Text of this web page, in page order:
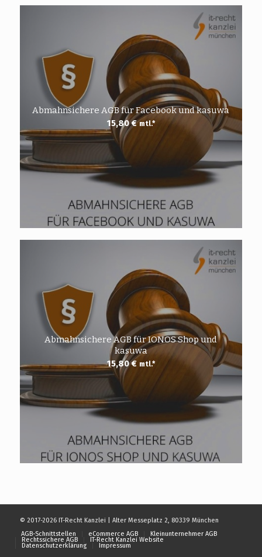
Abmahnsichere AGB für Facebook und kasuwa
15,80€ mtl.*
Abmahnsichere AGB für IONOS Shop und
kasuwa
15,80€ mtl.*
© 2017-2026 IT-Recht Kanzlei | Alter Messeplatz 2, 80339 München
AGB-Schnittstellen
eCommerce AGB Kleinunternehmer AGB
Rechtssichere AGB IT-Recht Kanzlei Website
Datenschutzerklärung Impressum